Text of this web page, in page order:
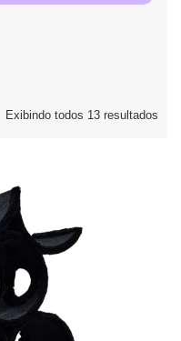
Exibindo todos 13 resultados